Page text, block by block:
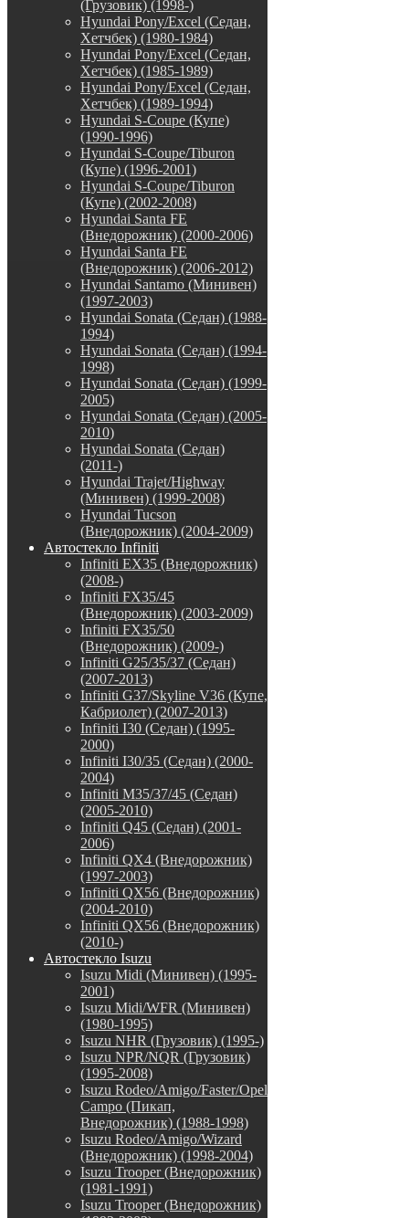
(Грузовик) (1998-)
Hyundai Pony/Excel (Седан,
Хетчбек) (1980-1984)
Hyundai Pony/Excel (Седан,
Хетчбек) (1985-1989)
Hyundai Pony/Excel (Седан,
Хетчбек) (1989-1994)
Hyundai S-Coupe (Купе)
(1990-1996)
Hyundai S-Coupe/Tiburon
(Купе) (1996-2001)
Hyundai S-Coupe/Tiburon
(Купе) (2002-2008)
Hyundai Santa FE
(Внедорожник) (2000-2006)
Hyundai Santa FE
(Внедорожник) (2006-2012)
Hyundai Santamo (Минивен)
(1997-2003)
Hyundai Sonata (Седан) (1988-
1994)
Hyundai Sonata (Седан) (1994-
1998)
Hyundai Sonata (Седан) (1999-
2005)
Hyundai Sonata (Седан) (2005-
2010)
Hyundai Sonata (Седан)
(2011-)
Hyundai Trajet/Highway
(Минивен) (1999-2008)
Hyundai Tucson
(Внедорожник) (2004-2009)
Автостекло Infiniti
Infiniti EX35 (Внедорожник)
(2008-)
Infiniti FX35/45
(Внедорожник) (2003-2009)
Infiniti FX35/50
(Внедорожник) (2009-)
Infiniti G25/35/37 (Седан)
(2007-2013)
Infiniti G37/Skyline V36 (Купе,
Кабриолет) (2007-2013)
Infiniti I30 (Седан) (1995-
2000)
Infiniti I30/35 (Седан) (2000-
2004)
Infiniti M35/37/45 (Седан)
(2005-2010)
Infiniti Q45 (Седан) (2001-
2006)
Infiniti QX4 (Внедорожник)
(1997-2003)
Infiniti QX56 (Внедорожник)
(2004-2010)
Infiniti QX56 (Внедорожник)
(2010-)
Автостекло Isuzu
Isuzu Midi (Минивен) (1995-
2001)
Isuzu Midi/WFR (Минивен)
(1980-1995)
Isuzu NHR (Грузовик) (1995-)
Isuzu NPR/NQR (Грузовик)
(1995-2008)
Isuzu Rodeo/Amigo/Faster/Opel
Campo (Пикап,
Внедорожник) (1988-1998)
Isuzu Rodeo/Amigo/Wizard
(Внедорожник) (1998-2004)
Isuzu Trooper (Внедорожник)
(1981-1991)
Isuzu Trooper (Внедорожник)